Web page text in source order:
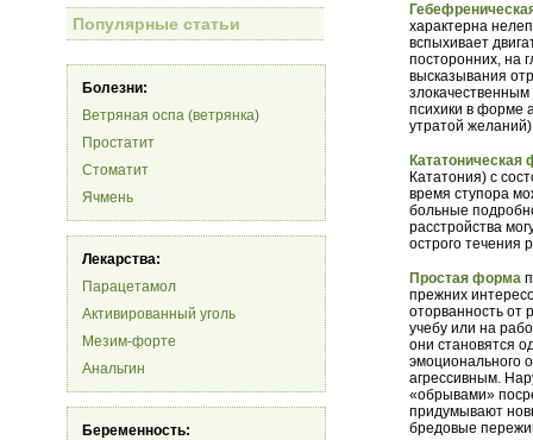
Популярные статьи
Болезни:
Ветряная оспа (ветрянка)
Простатит
Стоматит
Ячмень
Лекарства:
Парацетамол
Активированный уголь
Мезим-форте
Анальгин
Беременность:
характерна
вспыхивает
посторонних, на
высказывания
психики в форме
утратой
Кататоническая
Кататония) с
время ступора
больные
расстройства
острого течения
Простая форма
прежних
оторванность от
учебу или на
они становятся
эмоционального
агрессивным.
«обрывами»
придумывают
бредовые